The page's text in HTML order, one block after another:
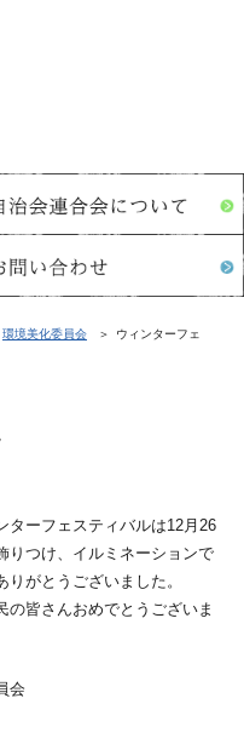
環境美化委員会
ウィンターフェ
ターフェスティバルは12月26
りつけ、イルミネーションで
がとうございました。
の皆さんおめでとうございま
会